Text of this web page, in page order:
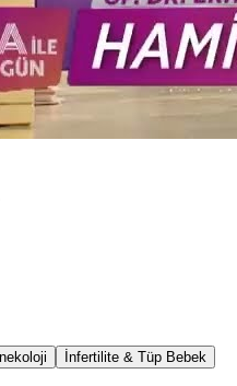
İnfertilite & Tüp Bebek